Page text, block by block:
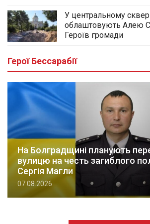
У центральному
облаштовують Алею
Героїв громади
Герої Бессарабії
На Болградщині планують
вулицю на честь загиблого
Сергія Магли
07.08.2026